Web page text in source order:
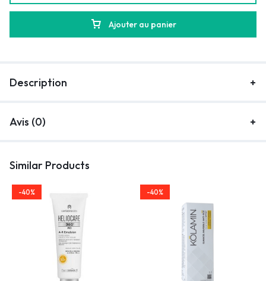
Ajouter au panier
Description
Avis (0)
Similar Products
-40% -40%